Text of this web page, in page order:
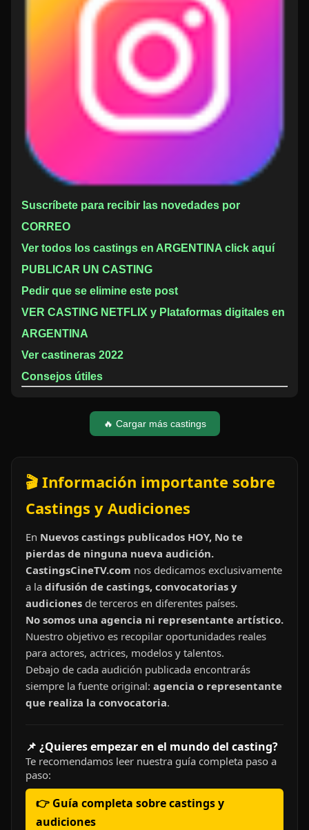
Suscríbete para recibir las novedades por
CORREO
Ver todos los castings en ARGENTINA click aquí
PUBLICAR UN CASTING
Pedir que se elimine este post
VER CASTING NETFLIX y Plataformas digitales en
ARGENTINA
Ver castineras 2022
Consejos útiles
🔥 Cargar más castings
🎬 Información importante sobre
Castings y Audiciones
En Nuevos castings publicados HOY, No te
pierdas de ninguna nueva audición.
CastingsCineTV.com nos dedicamos exclusivamente
a la difusión de castings, convocatorias y
audiciones de terceros en diferentes países.
No somos una agencia ni representante artístico.
Nuestro objetivo es recopilar oportunidades reales
para actores, actrices, modelos y talentos.
Debajo de cada audición publicada encontrarás
siempre la fuente original: agencia o representante
que realiza la convocatoria.
📌 ¿Quieres empezar en el mundo del casting?
Te recomendamos leer nuestra guía completa paso a
paso:
👉 Guía completa sobre castings y
audiciones